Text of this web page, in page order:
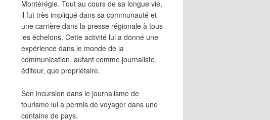
Montérégie. Tout au cours de sa longue vie,
il fut très impliqué dans sa communauté et
une carrière dans la presse régionale à tous
les échelons. Cette activité lui a donné une
expérience dans le monde de la
communication, autant comme journaliste,
éditeur, que propriétaire.
Son incursion dans le journalisme de
tourisme lui a permis de voyager dans une
centaine de pays.